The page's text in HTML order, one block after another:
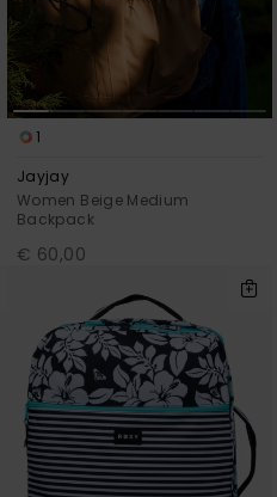
1
Jayjay
Women Beige Medium
Backpack
€ 60,00